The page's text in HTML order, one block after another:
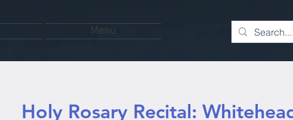
Menu
Holy Rosary Recital: